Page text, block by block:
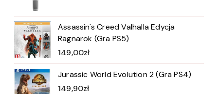
Assassin's Creed Valhalla Edycja
Ragnarok (Gra PS5)
149,00zł
Jurassic World Evolution 2 (Gra PS4)
149,90zł